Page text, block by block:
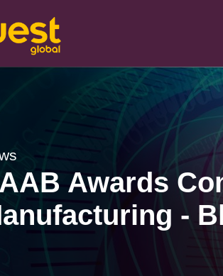
Awards
-